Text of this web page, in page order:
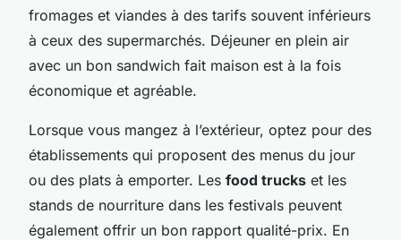
fromages et viandes à des tarifs souvent inférieurs
à ceux des supermarchés. Déjeuner en plein air
avec un bon sandwich fait maison est à la fois
économique et agréable.
Lorsque vous mangez à l’extérieur, optez pour des
établissements qui proposent des menus du jour
ou des plats à emporter. Les food trucks et les
stands de nourriture dans les festivals peuvent
également offrir un bon rapport qualité-prix. En